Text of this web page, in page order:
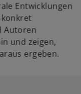
Entwicklungen
Autoren
und zeigen,
ergeben.